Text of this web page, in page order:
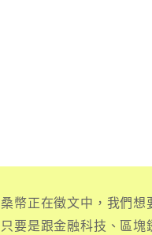
桑幣正在徵文中，我們想
只要是跟金融科技、區